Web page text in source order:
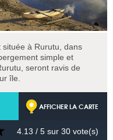
située à Rurutu, dans
simple et
seront ravis de
île.
AFFICHER LA CARTE
4.13 / 5 sur 30 vote(s)